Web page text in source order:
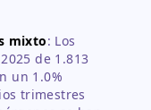
mixto: Los
de 1.813
un 1.0%
trimestres